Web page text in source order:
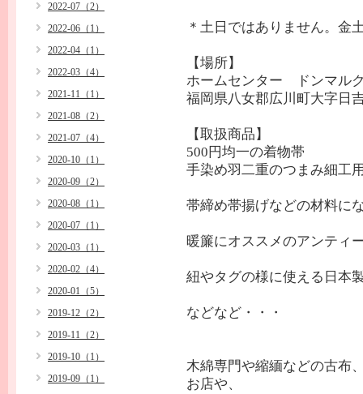
＊土日ではありません。金
【場所】
ホームセンター ドンマル
福岡県八女郡広川町大字日
【取扱商品】
500円均一の着物帯
手染め羽二重のつまみ細工
帯締め帯揚げなどの材料に
暖簾にオススメのアンティ
紐やタグの様に使える日本
などなど・・・
木綿専門や縮緬などの古布
お店や、
2022-07（2）
2022-06（1）
2022-04（1）
2022-03（4）
2021-11（1）
2021-08（2）
2021-07（4）
2020-10（1）
2020-09（2）
2020-08（1）
2020-07（1）
2020-03（1）
2020-02（4）
2020-01（5）
2019-12（2）
2019-11（2）
2019-10（1）
2019-09（1）